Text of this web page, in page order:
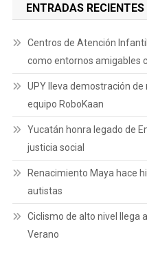
ENTRADAS RECIENTES
Centros de Atención
como entornos amigables
UPY lleva demostración
equipo RoboKaan
Yucatán honra legado de
justicia social
Renacimiento Maya hace
autistas
Ciclismo de alto nivel llega
Verano